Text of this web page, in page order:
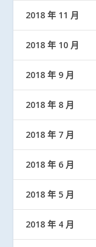
2018 年 11 月
2018 年 10 月
2018 年 9 月
2018 年 8 月
2018 年 7 月
2018 年 6 月
2018 年 5 月
2018 年 4 月